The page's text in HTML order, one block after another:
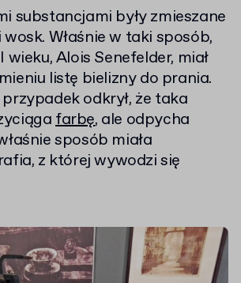
substancjami były zmieszane
wosk. Właśnie w taki sposób,
wieku, Alois Senefelder, miał
listę bielizny do prania.
przypadek odkrył, że taka
farbę, ale odpycha
sposób miała
z której wywodzi się